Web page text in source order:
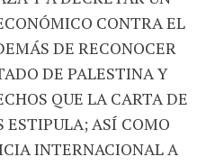
CONTRA EL
DE RECONOCER
DE PALESTINA Y
QUE LA CARTA DE
ESTIPULA; ASÍ COMO
INTERNACIONAL A